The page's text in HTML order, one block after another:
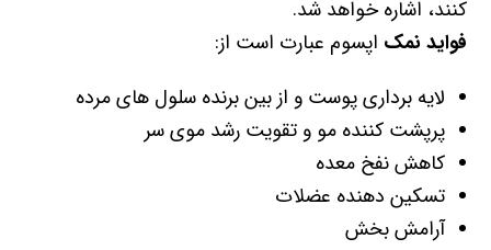
کنند، اشاره خواهد شد.
فواید نمک اپسوم عبارت است از:
لایه برداری پوست و از بین برنده سلول های مرده
پرپشت کننده مو و تقویت رشد موی سر
کاهش نفخ معده
تسکین دهنده عضلات
آرامش بخش